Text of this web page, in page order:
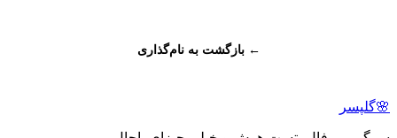
← بازگشت به نام‌گذاری
🌸گلپسر